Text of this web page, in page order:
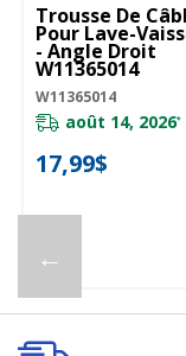
←
Trousse De
Pour Lave-
- Angle Droit
W11365014
W11365014
août 14, 2026*
17,99$